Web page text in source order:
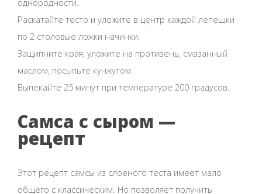
однородности.
Раскатайте тесто и уложите в центр каждой лепешки
по 2 столовые ложки начинки.
Защипните края, уложите на противень, смазанный
маслом, посыпьте кунжутом.
Выпекайте 25 минут при температуре 200 градусов.
Самса с сыром —
рецепт
Этот рецепт самсы из слоеного теста имеет мало
общего с классическим. Но позволяет получить